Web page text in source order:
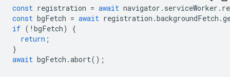
const registration = await navigator . serviceWorker .
const bgFetch = await registration .backgroundFetch .
if ( ! bgFetch)
{
return ;
}
await bgFetch .abort();